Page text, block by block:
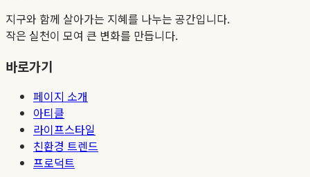
지구와 함께 살아가는 지혜를 나누는 공간입니다.
작은 실천이 모여 큰 변화를 만듭니다.
바로가기
페이지 소개
아티클
라이프스타일
친환경 트렌드
프로덕트